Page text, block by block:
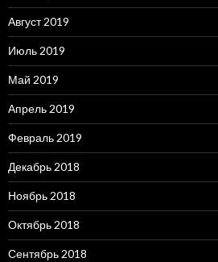
Август 2019
Июль 2019
Май 2019
Апрель 2019
Февраль 2019
Декабрь 2018
Ноябрь 2018
Октябрь 2018
Сентябрь 2018